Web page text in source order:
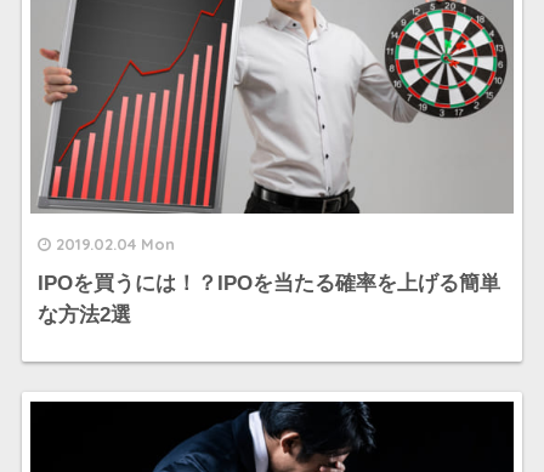
2019.02.04 Mon
IPOを買うには！？IPOを当たる確率を上げる簡単
な方法2選